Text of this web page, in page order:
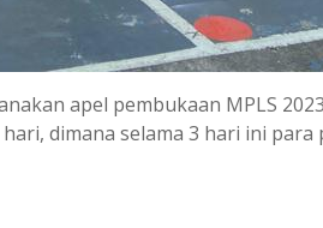
apel pembukaan MPLS
dimana selama 3 hari ini para